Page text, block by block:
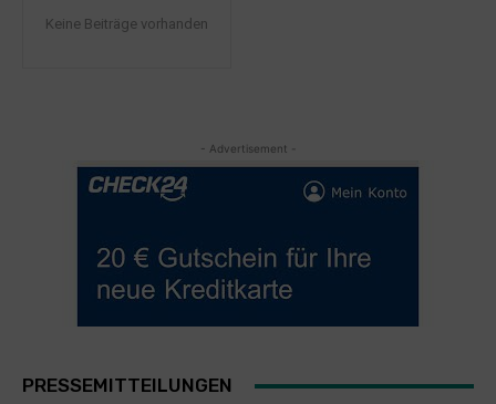
Keine Beiträge vorhanden
- Advertisement -
PRESSEMITTEILUNGEN